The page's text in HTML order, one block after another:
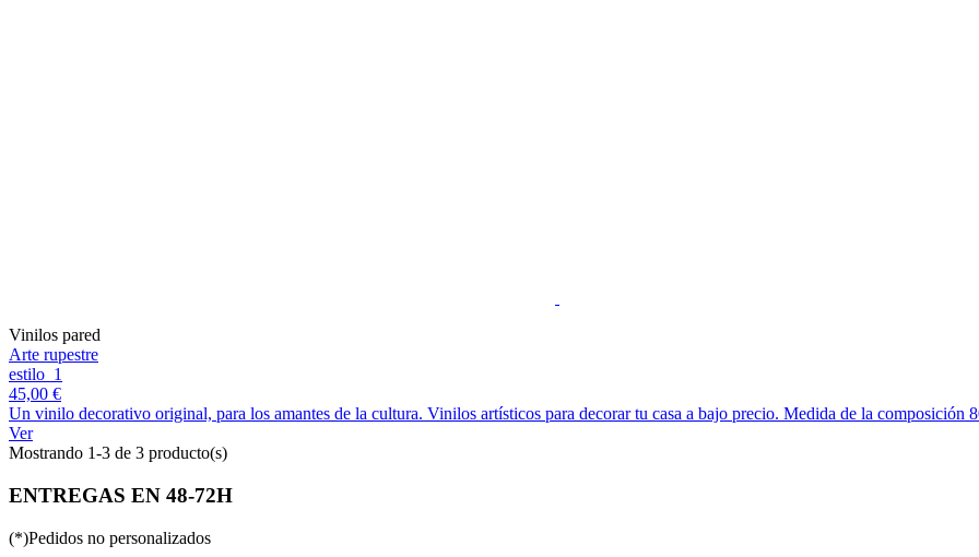
Vinilos pared
Arte rupestre
estilo_1
45,00 €
Un vinilo decorativo original, para los amantes de la cultura. Vinilos artísticos para decorar tu casa a bajo precio. Medida de la composición
Ver
Mostrando 1-3 de 3 producto(s)
ENTREGAS EN 48-72H
(*)Pedidos no personalizados